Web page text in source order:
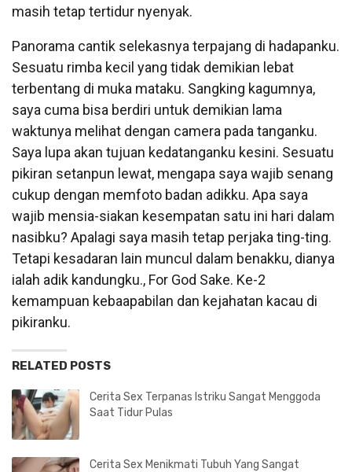
masih tetap tertidur nyenyak.
Panorama cantik selekasnya terpajang di hadapanku.
Sesuatu rimba kecil yang tidak demikian lebat
terbentang di muka mataku. Sangking kagumnya,
saya cuma bisa berdiri untuk demikian lama
waktunya melihat dengan camera pada tanganku.
Saya lupa akan tujuan kedatanganku kesini. Sesuatu
pikiran setanpun lewat, mengapa saya wajib senang
cukup dengan memfoto badan adikku. Apa saya
wajib mensia-siakan kesempatan satu ini hari dalam
nasibku? Apalagi saya masih tetap perjaka ting-ting.
Tetapi kesadaran lain muncul dalam benakku, dianya
ialah adik kandungku., For God Sake. Ke-2
kemampuan kebaapabilan dan kejahatan kacau di
pikiranku.
RELATED POSTS
Cerita Sex Terpanas Istriku Sangat Menggoda
Saat Tidur Pulas
Cerita Sex Menikmati Tubuh Yang Sangat